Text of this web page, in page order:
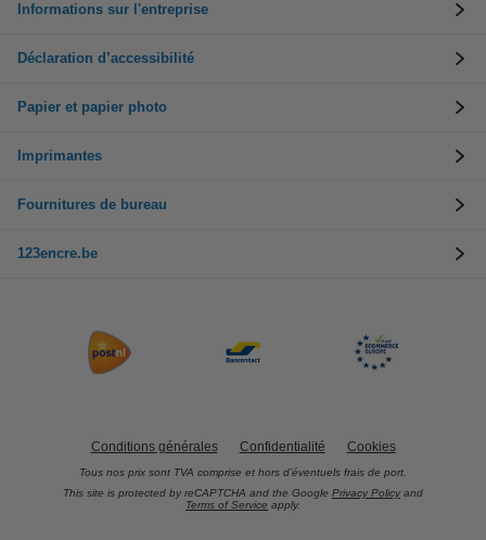
Informations sur l'entreprise
Déclaration d’accessibilité
Papier et papier photo
Imprimantes
Fournitures de bureau
123encre.be
Conditions générales Confidentialité Cookies
Tous nos prix sont TVA comprise et hors d’éventuels frais de port.
This site is protected by reCAPTCHA and the Google Privacy Policy and
Terms of Service apply.